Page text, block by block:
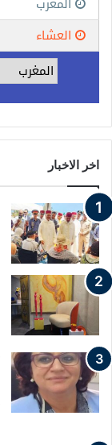
اخر الاخبار